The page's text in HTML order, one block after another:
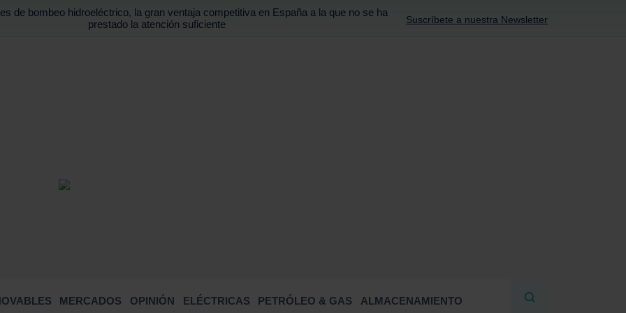
de bombeo hidroeléctrico, la gran ventaja competitiva en España a la que no se ha
prestado la atención suficiente
Suscríbete a nuestra Newsletter
MERCADOS OPINIÓN ELÉCTRICAS PETRÓLEO & GAS ALMACENAMIENTO
BUSCAR